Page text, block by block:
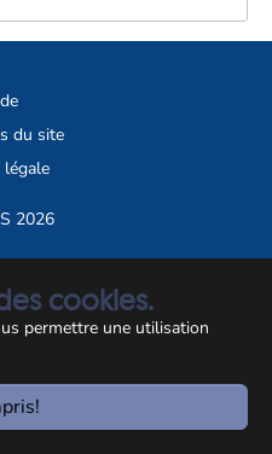
cookies.
permettre une utilisation
du site
légale
2026